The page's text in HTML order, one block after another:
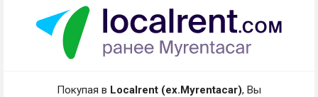
Покупая в Localrent (ex.Myrentacar), Вы